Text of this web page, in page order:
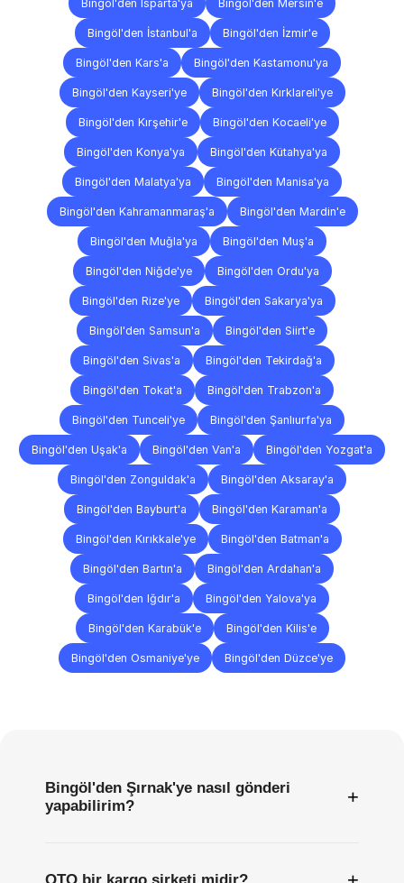
Bingöl'den Isparta'ya Bingöl'den Mersin'e
Bingöl'den İstanbul'a Bingöl'den İzmir'e
Bingöl'den Kars'a Bingöl'den Kastamonu'ya
Bingöl'den Kayseri'ye Bingöl'den Kırklareli'ye
Bingöl'den Kırşehir'e Bingöl'den Kocaeli'ye
Bingöl'den Konya'ya Bingöl'den Kütahya'ya
Bingöl'den Malatya'ya Bingöl'den Manisa'ya
Bingöl'den Kahramanmaraş'a Bingöl'den Mardin'e
Bingöl'den Muğla'ya Bingöl'den Muş'a
Bingöl'den Niğde'ye Bingöl'den Ordu'ya
Bingöl'den Rize'ye Bingöl'den Sakarya'ya
Bingöl'den Samsun'a Bingöl'den Siirt'e
Bingöl'den Sivas'a Bingöl'den Tekirdağ'a
Bingöl'den Tokat'a Bingöl'den Trabzon'a
Bingöl'den Tunceli'ye Bingöl'den Şanlıurfa'ya
Bingöl'den Uşak'a Bingöl'den Van'a Bingöl'den Yozgat'a
Bingöl'den Zonguldak'a Bingöl'den Aksaray'a
Bingöl'den Bayburt'a Bingöl'den Karaman'a
Bingöl'den Kırıkkale'ye Bingöl'den Batman'a
Bingöl'den Bartın'a Bingöl'den Ardahan'a
Bingöl'den Iğdır'a Bingöl'den Yalova'ya
Bingöl'den Karabük'e Bingöl'den Kilis'e
Bingöl'den Osmaniye'ye Bingöl'den Düzce'ye
Bingöl'den Şırnak'ye nasıl gönderi
yapabilirim?
+